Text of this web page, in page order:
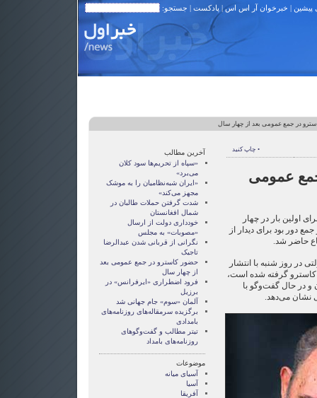
پیشین | خبرخوان آر اس اس| پادکست | جستجو:
در جمع عمومی بعد از چهار سال
• چاپ کنید
عمومی
اولین بار در چهار
دور بود برای دیدار از
حاضر شد.
در روز شنبه با انتشار
گرفته شده است،
و در حال گفت‌وگو با
نشان می‌دهد.
آخرین مطالب
«سپاه از تحریم‌ها سود کلان
می‌برد»
«ایران شبه‌نظامیان را به موشک
مجهز می‌کند»
شدت گرفتن حملات طالبان در
شمال افغانستان
خودداری دولت از ارسال
«مصوبات» به مجلس
نگرانی از قربانی شدن عبدالرضا
تاجیک
حضور کاسترو در جمع عمومی بعد
از چهار سال
فرود اضطراری «ایرفرانس» در
برزیل
آلمان «سوم» جام جهانی شد
برگزیده سرمقاله‌های روزنامه‌های
بامدادی
تیتر مطالب و گفت‌وگوهای
روزنامه‌های بامداد
موضوعات
آسيای ميانه
آسیا
آفریقا